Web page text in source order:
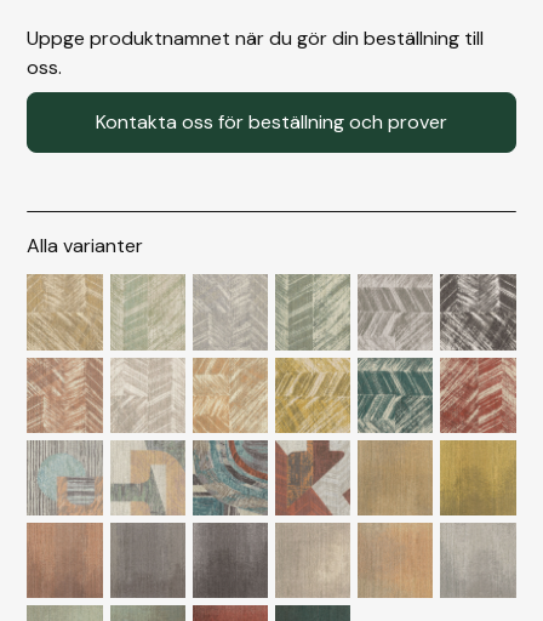
Uppge produktnamnet när du gör din beställning till
oss.
Kontakta oss för beställning och prover
Alla varianter